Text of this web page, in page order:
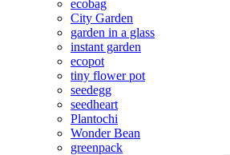
ecobag
City Garden
garden in a glass
instant garden
ecopot
tiny flower pot
seedegg
seedheart
Plantochi
Wonder Bean
greenpack